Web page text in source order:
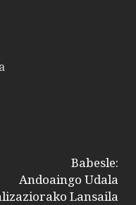
Babesle:
Andoaingo Udala
Lansaila